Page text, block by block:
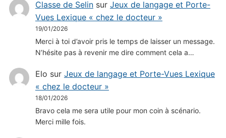
Classe de Selinsur Jeux de langage et Porte-
Vues Lexique « chez le docteur »
19/01/2026
Merci à toi d’avoir pris le temps de laisser un message.
N’hésite pas à revenir me dire comment cela a…
Elo sur Jeux de langage et Porte-Vues Lexique
« chez le docteur »
18/01/2026
Bravo cela me sera utile pour mon coin à scénario.
Merci mille fois.